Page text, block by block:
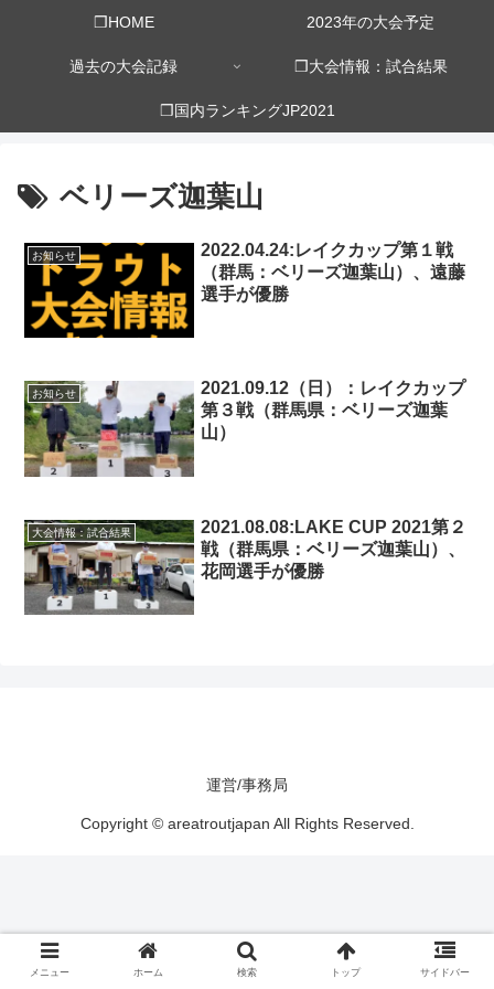
❒HOME 2023年の大会予定
過去の大会記録 ❒大会情報：試合結果
❒国内ランキングJP2021
ベリーズ迦葉山
お知らせ
2022.04.24:レイクカップ第１戦
（群馬：ベリーズ迦葉山）、遠藤
選手が優勝
お知らせ
2021.09.12（日）：レイクカップ
第３戦（群馬県：ベリーズ迦葉
山）
大会情報：試合結果
2021.08.08:LAKE CUP 2021第２
戦（群馬県：ベリーズ迦葉山）、
花岡選手が優勝
運営/事務局
Copyright © areatroutjapan All Rights Reserved.
メニュー ホーム 検索 トップ サイドバー